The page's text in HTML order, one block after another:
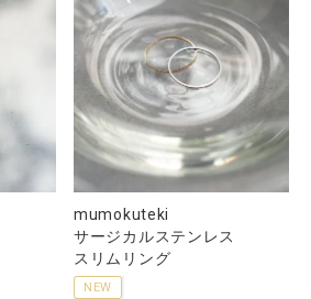
mumokuteki
サージカルステンレス
スリムリング
NEW